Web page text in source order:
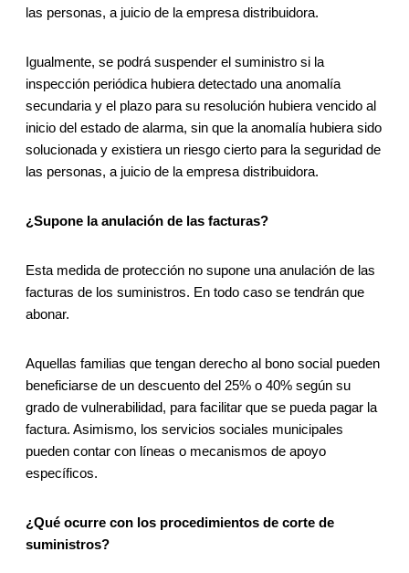
las personas, a juicio de la empresa distribuidora.
Igualmente, se podrá suspender el suministro si la
inspección periódica hubiera detectado una anomalía
secundaria y el plazo para su resolución hubiera vencido al
inicio del estado de alarma, sin que la anomalía hubiera sido
solucionada y existiera un riesgo cierto para la seguridad de
las personas, a juicio de la empresa distribuidora.
¿Supone la anulación de las facturas?
Esta medida de protección no supone una anulación de las
facturas de los suministros. En todo caso se tendrán que
abonar.
Aquellas familias que tengan derecho al bono social pueden
beneficiarse de un descuento del 25% o 40% según su
grado de vulnerabilidad, para facilitar que se pueda pagar la
factura. Asimismo, los servicios sociales municipales
pueden contar con líneas o mecanismos de apoyo
específicos.
¿Qué ocurre con los procedimientos de corte de
suministros?